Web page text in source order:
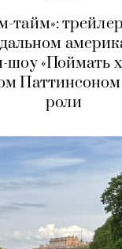
тайм»:
шоу «Поймать
Паттинсоном
роли